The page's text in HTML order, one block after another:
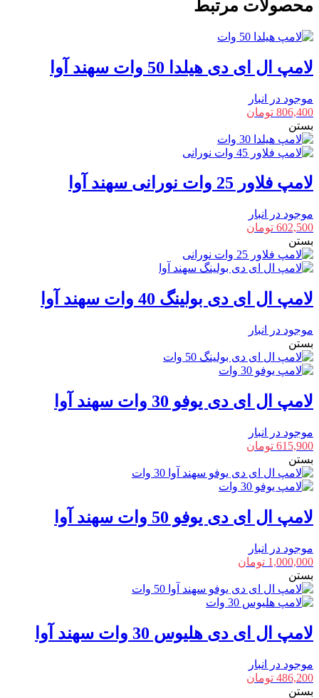
هلیوس
وات
آوا
عدد
محصولات مرتبط
لامپ ال ای دی هیلدا 50 وات سهند آوا
موجود در انبار
806,400 تومان
بستن
لامپ فلاور 25 وات نورانی سهند آوا
موجود در انبار
602,500 تومان
بستن
لامپ ال ای دی بولینگ 40 وات سهند آوا
موجود در انبار
بستن
لامپ ال ای دی یوفو 30 وات سهند آوا
موجود در انبار
615,900 تومان
بستن
لامپ ال ای دی یوفو 50 وات سهند آوا
موجود در انبار
1,000,000 تومان
بستن
لامپ ال ای دی هلیوس 30 وات سهند آوا
موجود در انبار
486,200 تومان
بستن